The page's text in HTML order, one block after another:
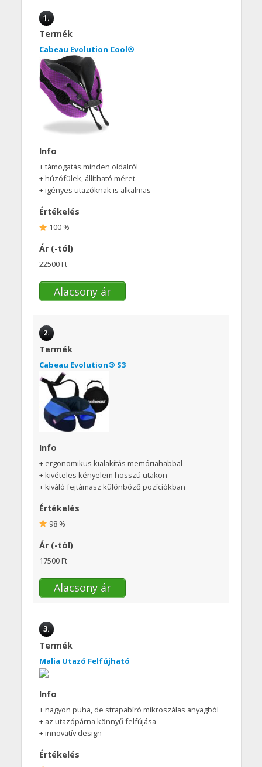
1.
Termék
Cabeau Evolution Cool®
Info
+ támogatás minden oldalról
+ húzófülek, állítható méret
+ igényes utazóknak is alkalmas
Értékelés
100 %
Ár (-tól)
22500 Ft
Alacsony ár
2.
Termék
Cabeau Evolution® S3
Info
+ ergonomikus kialakítás memóriahabbal
+ kivételes kényelem hosszú utakon
+ kiváló fejtámasz különböző pozíciókban
Értékelés
98 %
Ár (-tól)
17500 Ft
Alacsony ár
3.
Termék
Malia Utazó Felfújható
Info
+ nagyon puha, de strapabíró mikroszálas anyagból
+ az utazópárna könnyű felfújása
+ innovatív design
Értékelés